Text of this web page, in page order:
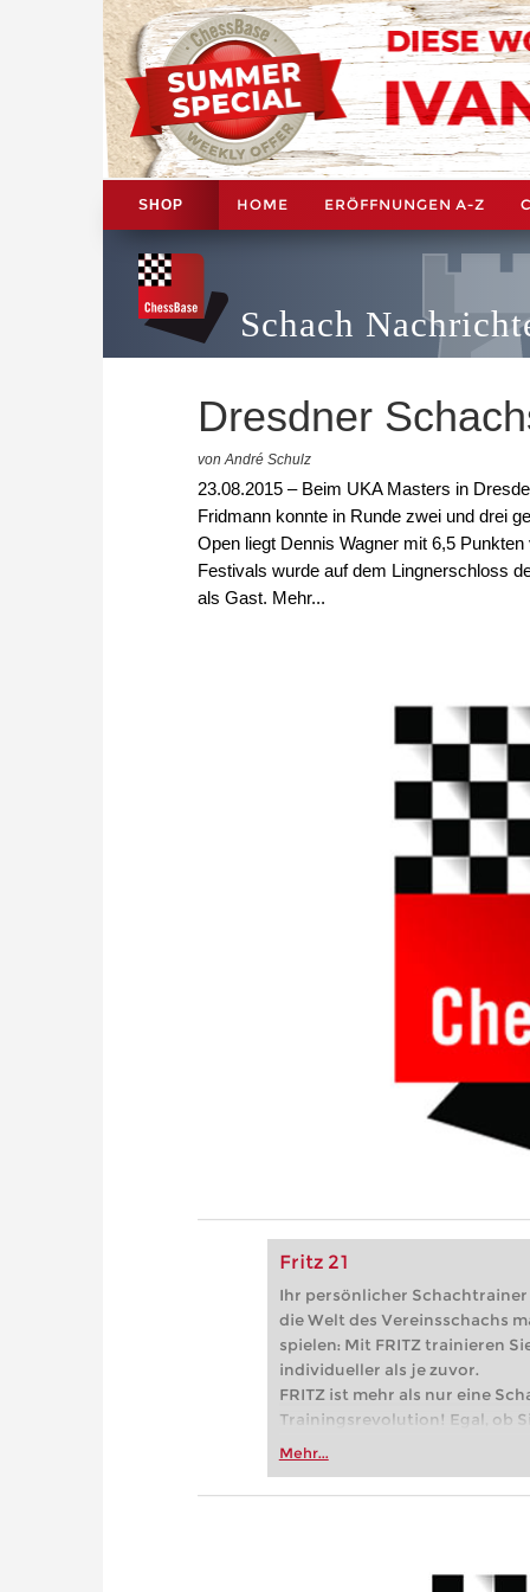
SHOP HOME ERÖFFNUNGEN A-Z
Schach
Dresdner
von André Schulz
23.08.2015 – Beim UKA Masters in
Fridmann konnte in Runde zwei und drei
Open liegt Dennis Wagner mit 6,5
Festivals wurde auf dem Lingnerschloss
als Gast. Mehr...
Fritz 21
Ihr persönlicher
die Welt des Vereinsschachs
spielen: Mit FRITZ trainieren
individueller als je zuvor.
FRITZ ist mehr als nur eine
Trainingsrevolution! Egal, ob
Vereinsschachs machen oder
zuvor.
Mehr...